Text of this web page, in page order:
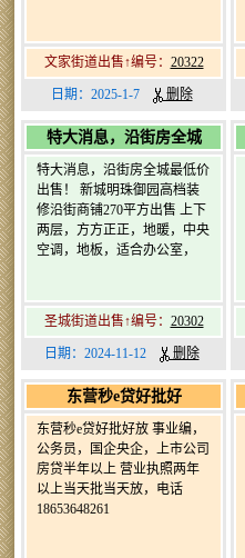
文家街道出售↑编号： 20322
日期：2025-1-7 删除
特大消息，沿街房全城
特大消息，沿街房全城最低价
出售！ 新城明珠御园高档装
修沿街商铺270平方出售 上下
两层，方方正正，地暖，中央
空调，地板，适合办公室，
圣城街道出售↑编号： 20302
日期：2024-11-12 删除
东营秒e贷好批好
东营秒e贷好批好放 事业编，
公务员，国企央企，上市公司
房贷半年以上 营业执照两年
以上当天批当天放，电话
18653648261